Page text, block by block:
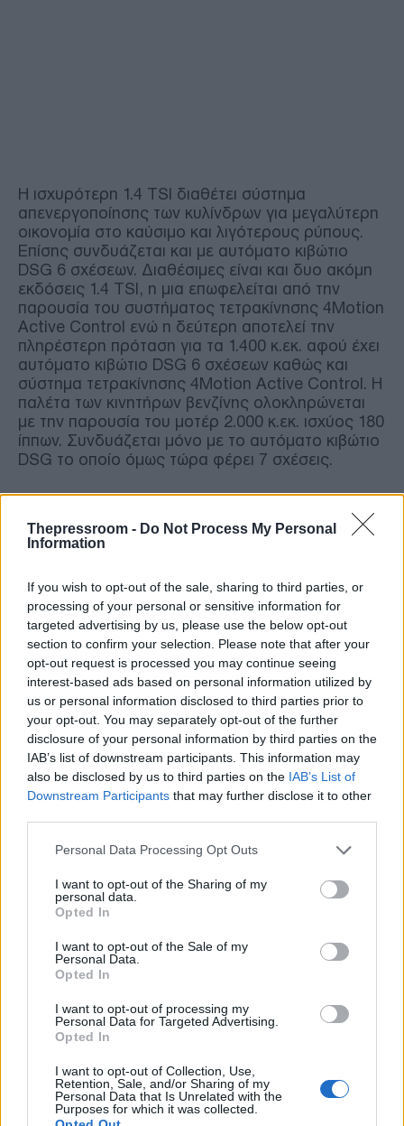
Thepressroom - Do Not Process My Personal
Information
If you wish to opt-out of the sale, sharing to third parties, or
processing of your personal or sensitive information for
targeted advertising by us, please use the below opt-out
section to confirm your selection. Please note that after your
opt-out request is processed you may continue seeing
interest-based ads based on personal information utilized by
us or personal information disclosed to third parties prior to
your opt-out. You may separately opt-out of the further
disclosure of your personal information by third parties on the
IAB’s list of downstream participants. This information may
also be disclosed by us to third parties on the IAB’s List of
Downstream Participants that may further disclose it to other
Please note that this website/app uses one or more Google
not limited to your visit or usage behaviour. You may click to
grant or deny consent to Google and its third-party tags to
use your data for below specified purposes in below Google
consent section.
Personal Data Processing Opt Outs
I want to opt-out of the Sharing of my
personal data.
Opted In
I want to opt-out of the Sale of my
Personal Data.
Opted In
I want to opt-out of processing my
Personal Data for Targeted Advertising.
Opted In
I want to opt-out of Collection, Use,
Retention, Sale, and/or Sharing of my
Personal Data that Is Unrelated with the
Purposes for which it was collected.
Η ισχυρότερη 1.4 TSI διαθέτει σύστημα
απενεργοποίησης των κυλίνδρων για μεγαλύτερη
οικονομία στο καύσιμο και λιγότερους ρύπους.
Επίσης συνδυάζεται και με αυτόματο κιβώτιο
DSG 6 σχέσεων. Διαθέσιμες είναι και δυο ακόμη
εκδόσεις 1.4 TSI, η μια επωφελείται από την
παρουσία του συστήματος τετρακίνησης 4Motion
Active Control ενώ η δεύτερη αποτελεί την
πληρέστερη πρόταση για τα 1.400 κ.εκ. αφού έχει
αυτόματο κιβώτιο DSG 6 σχέσεων καθώς και
σύστημα τετρακίνησης 4Motion Active Control. Η
παλέτα των κινητήρων βενζίνης ολοκληρώνεται
με την παρουσία του μοτέρ 2.000 κ.εκ. ισχύος 180
ίππων. Συνδυάζεται μόνο με το αυτόματο κιβώτιο
DSG το οποίο όμως τώρα φέρει 7 σχέσεις.
σύνολα, ένα με κυβισμό 1.600 κ.εκ. και δυο με
χωρητικότητα 2.000 κ.εκ. Το βασικό μοτέρ 1.6 TDI
υπάρχει ο πετρελαιοκινητήρας 2.000 κ.εκ. TDI που
παράγεται σε δυο εκδόσεις όσον αφορά την
ισχύ. Επιλογή ανάμεσα στους 150 και τους 190
ίππους.
Με τους 150 ίππους υπάρχει δυνατότητα να
συνδυάζεται με το αυτόματο κιβώτιο DSG 7
σχέσεων. Επίσης η πληρέστερη έκδοση
εξοπλίζεται με αυτόματο κιβώτιο DSG 7 σχέσεων
και με τετρακίνηση. Πλήρες πακέτο(αυτόματο
κιβώτιο DSG 7 σχέσεων και τετρακίνηση)
παρέχεται με τον κινητήρα 2.0 190 ίππων καθώς
Ο τιμοκατάλογος ξεκινά από τα 24.950 ευρώ(1.4
TSI 125 ίππων). Η χρέωση του κιβωτίου DSG
κυμαίνεται από 1.300 - 1.550 ευρώ (ανάλογα των
κυβισμό) και της τετρακίνησης 4Motion από 800 -
1.000 ευρώ.